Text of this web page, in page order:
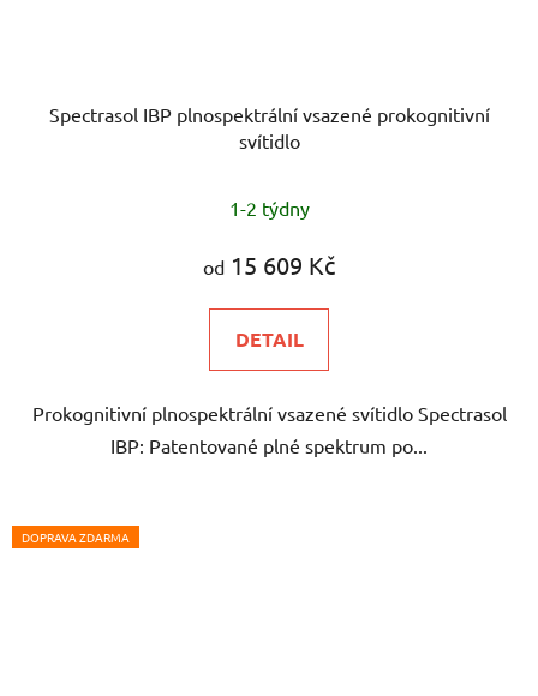
Spectrasol IBP plnospektrální vsazené prokognitivní
svítidlo
hodnocení
produktu
5,0
z
hvězdiček.
1-2 týdny
od 15 609 Kč
DETAIL
Prokognitivní plnospektrální vsazené svítidlo Spectrasol
IBP: Patentované plné spektrum po...
DOPRAVA ZDARMA